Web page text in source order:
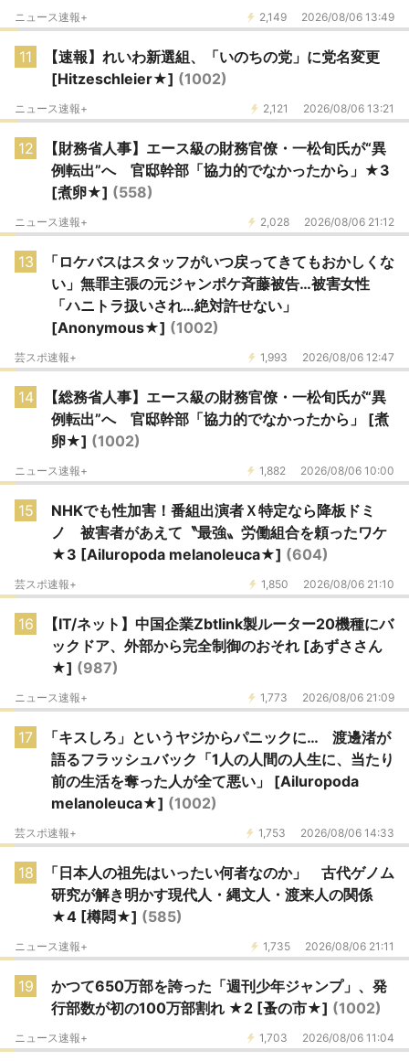
2,149 2026/08/06 13:49
ニュース速報+
11
【速報】れいわ新選組、「いのちの党」に党名変更
[Hitzeschleier★] (1002)
2,121 2026/08/06 13:21
ニュース速報+
12
【財務省人事】エース級の財務官僚・一松旬氏が“異
例転出”へ 官邸幹部「協力的でなかったから」★3
[煮卵★] (558)
2,028 2026/08/06 21:12
ニュース速報+
13
「ロケバスはスタッフがいつ戻ってきてもおかしくな
い」無罪主張の元ジャンポケ斉藤被告…被害女性
「ハニトラ扱いされ…絶対許せない」
[Anonymous★] (1002)
1,993 2026/08/06 12:47
芸スポ速報+
14
【総務省人事】エース級の財務官僚・一松旬氏が“異
例転出”へ 官邸幹部「協力的でなかったから」 [煮
卵★] (1002)
1,882 2026/08/06 10:00
ニュース速報+
15
NHKでも性加害！番組出演者Ｘ特定なら降板ドミ
ノ 被害者があえて〝最強〟労働組合を頼ったワケ
★3 [Ailuropoda melanoleuca★] (604)
1,850 2026/08/06 21:10
芸スポ速報+
16
【IT/ネット】中国企業Zbtlink製ルーター20機種にバ
ックドア、外部から完全制御のおそれ [あずささん
★] (987)
1,773 2026/08/06 21:09
ニュース速報+
17
「キスしろ」というヤジからパニックに… 渡邊渚が
語るフラッシュバック「1人の人間の人生に、当たり
前の生活を奪った人が全て悪い」 [Ailuropoda
melanoleuca★] (1002)
1,753 2026/08/06 14:33
芸スポ速報+
18
「日本人の祖先はいったい何者なのか」 古代ゲノム
研究が解き明かす現代人・縄文人・渡来人の関係
★4 [樽悶★] (585)
1,735 2026/08/06 21:11
ニュース速報+
19
かつて650万部を誇った「週刊少年ジャンプ」、発
行部数が初の100万部割れ ★2 [蚤の市★] (1002)
1,703 2026/08/06 11:04
ニュース速報+